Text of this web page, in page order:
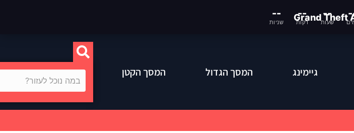
Grand Theft
--
שעות
--
דקות
--
שניות
גיימינג המסך הגדול המסך הקטן